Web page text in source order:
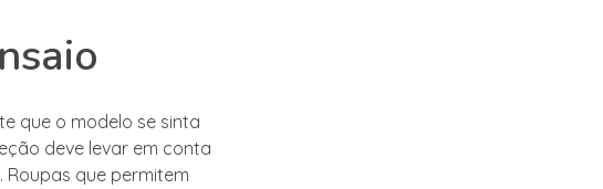
que o modelo se sinta
deve levar em conta
que permitem